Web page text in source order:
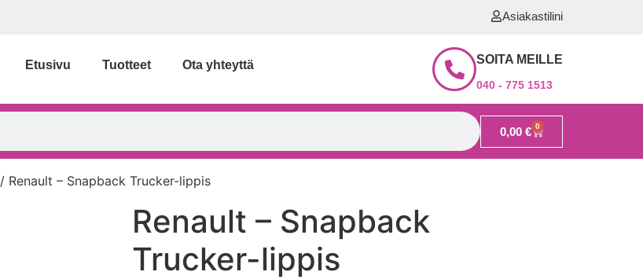
Asiakastilini
Etusivu Tuotteet Ota yhteyttä SOITA MEILLE
040 - 775 1513
0,00 € 0
/ Renault – Snapback Trucker-lippis
Renault – Snapback
Trucker-lippis